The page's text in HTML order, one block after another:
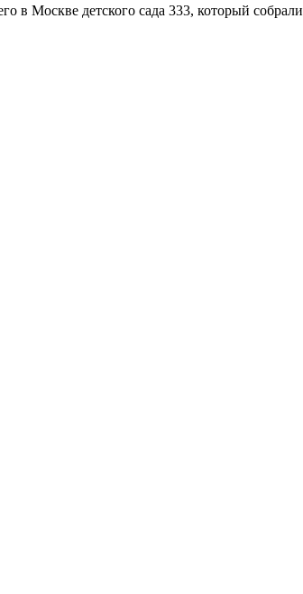
в Москве детского сада 333, который